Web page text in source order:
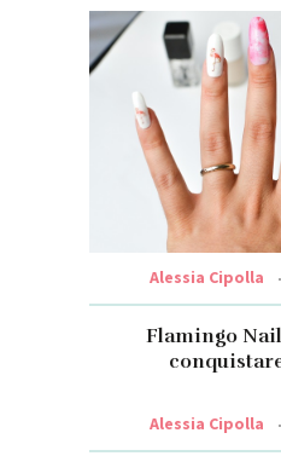
Alessia Cipolla
Flamingo
Alessia Cipolla